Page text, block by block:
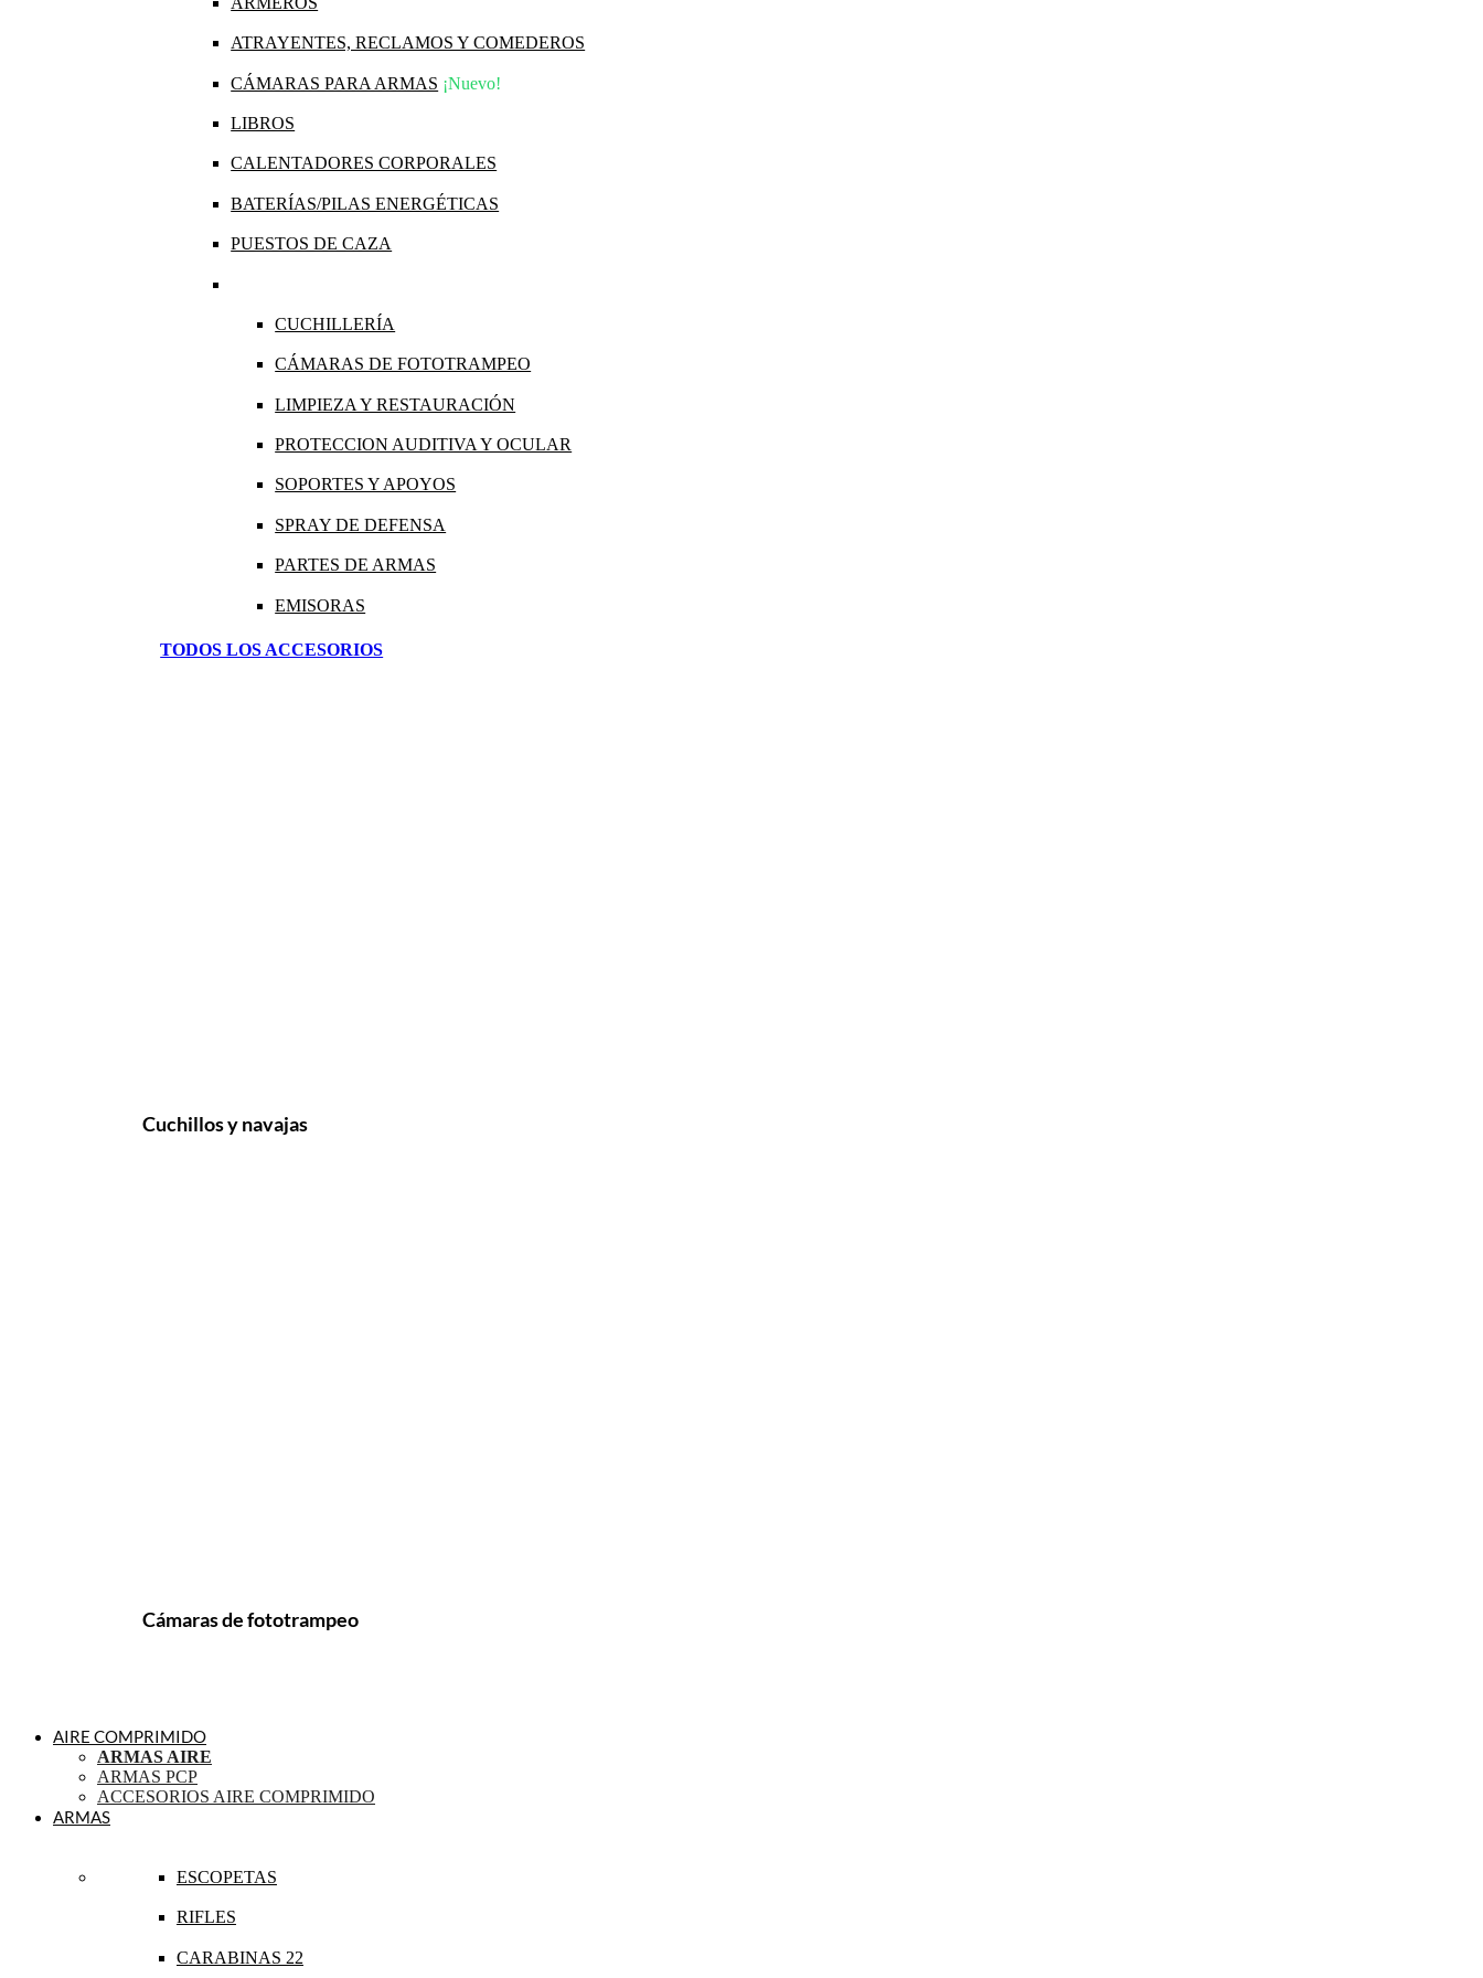
ATRAYENTES, RECLAMOS Y COMEDEROS
CÁMARAS PARA ARMAS ¡Nuevo!
LIBROS
CALENTADORES CORPORALES
BATERÍAS/PILAS ENERGÉTICAS
PUESTOS DE CAZA
CUCHILLERÍA
CÁMARAS DE FOTOTRAMPEO
LIMPIEZA Y RESTAURACIÓN
PROTECCION AUDITIVA Y OCULAR
SOPORTES Y APOYOS
SPRAY DE DEFENSA
PARTES DE ARMAS
EMISORAS
TODOS LOS ACCESORIOS
Cuchillos y navajas
Cámaras de fototrampeo
AIRE COMPRIMIDO
ARMAS AIRE
ARMAS PCP
ACCESORIOS AIRE COMPRIMIDO
ARMAS
ESCOPETAS
RIFLES
CARABINAS 22